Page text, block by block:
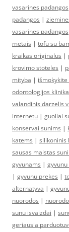
vasarines padangos
padangos |
vasarines padangos
metais | tofu su
kraikas originalus |
krovimo stoteles |
mityba | išmokykite
odontologijos klinika
valandinis darzelis
internetu | guoliai
konservai sunims |
katems | silikoninis
sausas maistas
gyvunams |
| gyvunu prekes |
alternatyva |
nuorodos |
sunu isvaizdai |
geriausia